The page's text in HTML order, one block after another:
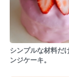
シンプルな材料だ
ンジケーキ。